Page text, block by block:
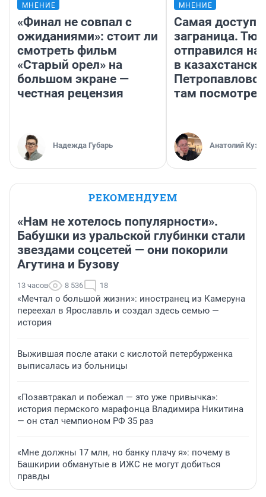
МНЕНИЕ
«Финал не совпал с
ожиданиями»: стоит ли
смотреть фильм
«Старый орел» на
большом экране —
честная рецензия
Надежда Губарь
МНЕНИЕ
Самая
заграница.
отправился
в
там
Анатолий
РЕКОМЕНДУЕМ
«Нам не хотелось популярности».
Бабушки из уральской глубинки стали
звездами соцсетей — они покорили
Агутина и Бузову
13 часов 8 536 18
«Мечтал о большой жизни»: иностранец из Камеруна
переехал в Ярославль и создал здесь семью —
история
Выжившая после атаки с кислотой петербурженка
выписалась из больницы
«Позавтракал и побежал — это уже привычка»:
история пермского марафонца Владимира Никитина
— он стал чемпионом РФ 35 раз
«Мне должны 17 млн, но банку плачу я»: почему в
Башкирии обманутые в ИЖС не могут добиться
правды